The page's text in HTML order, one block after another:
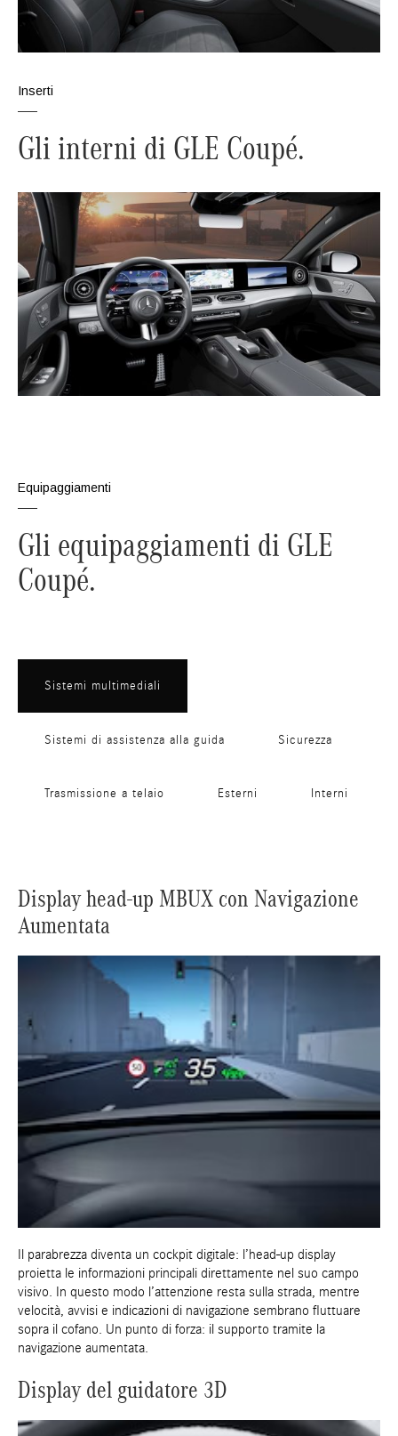
Inserti
Gli interni di GLE Coupé.
Equipaggiamenti
Gli equipaggiamenti di GLE
Coupé.
Sistemi multimediali
Sistemi di assistenza alla guida Sicurezza
Trasmissione a telaio Esterni Interni
Display head-up MBUX con Navigazione
Aumentata
Il parabrezza diventa un cockpit digitale: l’head-up display
proietta le informazioni principali direttamente nel suo campo
visivo. In questo modo l’attenzione resta sulla strada, mentre
velocità, avvisi e indicazioni di navigazione sembrano fluttuare
sopra il cofano. Un punto di forza: il supporto tramite la
navigazione aumentata.
Display del guidatore 3D